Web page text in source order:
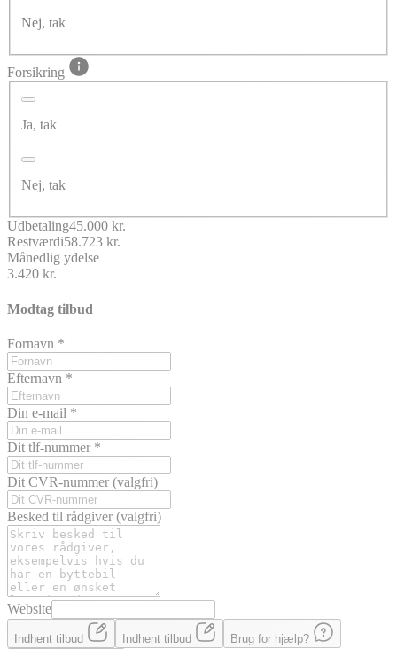
Nej, tak
Forsikring
Ja, tak
Nej, tak
Udbetaling45.000 kr.
Restværdi58.723 kr.
Månedlig ydelse
3.420 kr.
Modtag tilbud
Fornavn *
Efternavn *
Din e-mail *
Dit tlf-nummer *
Dit CVR-nummer (valgfri)
Besked til rådgiver (valgfri)
Website
Indhent tilbud Indhent tilbud Brug for hjælp?